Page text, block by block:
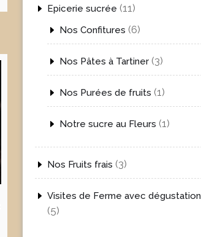
Epicerie sucrée 11 11
produits
Nos Confitures 66
produits
Nos Pâtes à Tartiner 33
produits
Nos Purées de fruits 1 1
produit
Notre sucre au Fleurs 1 1
Nos Fruits frais 33
produits
Visites de Ferme avec dégustation
55